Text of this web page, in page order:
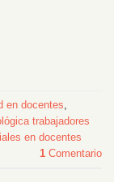
en docentes
trabajadores
en docentes
1 Comentario